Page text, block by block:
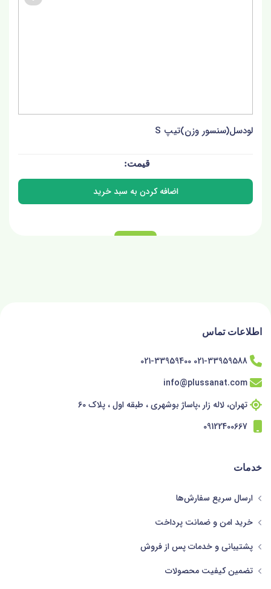
لودسل(سنسور وزن)تیپ S
اطلاعات تماس
021-33959588 021-33959400
info@plussanat.com
تهران، لاله زار ،پاساژ بوشهری ، طبقه اول ، پلاک 60
09122400667
خدمات
ارسال سریع سفارش‌ها
خرید امن و ضمانت پرداخت
پشتیبانی و خدمات پس از فروش
تضمین کیفیت محصولات